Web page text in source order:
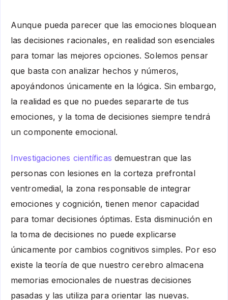
Aunque pueda parecer que las emociones bloquean
las decisiones racionales, en realidad son esenciales
para tomar las mejores opciones. Solemos pensar
que basta con analizar hechos y números,
apoyándonos únicamente en la lógica. Sin embargo,
la realidad es que no puedes separarte de tus
emociones, y la toma de decisiones siempre tendrá
un componente emocional.
Investigaciones científicas demuestran que las
personas con lesiones en la corteza prefrontal
ventromedial, la zona responsable de integrar
emociones y cognición, tienen menor capacidad
para tomar decisiones óptimas. Esta disminución en
la toma de decisiones no puede explicarse
únicamente por cambios cognitivos simples. Por eso
existe la teoría de que nuestro cerebro almacena
memorias emocionales de nuestras decisiones
pasadas y las utiliza para orientar las nuevas.